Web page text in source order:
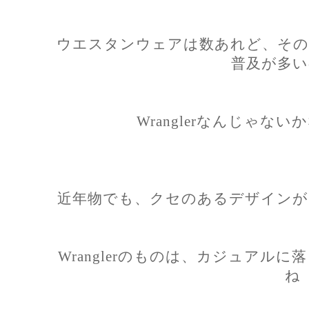
ウエスタンウェアは数あれど、そ
普及が多
Wranglerなんじゃない
近年物でも、クセのあるデザイン
Wranglerのものは、カジュアルに
ね